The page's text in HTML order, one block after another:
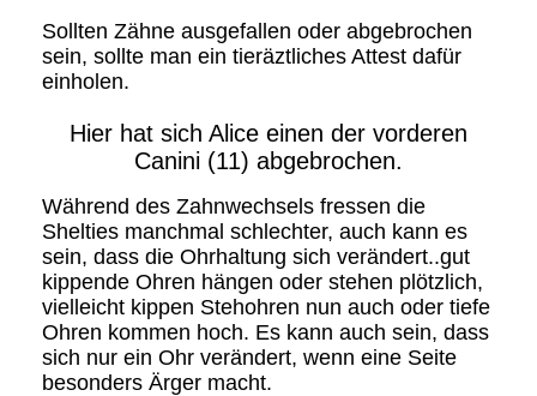
Sollten Zähne ausgefallen oder abgebrochen
sein, sollte man ein tieräztliches Attest dafür
einholen.
Hier hat sich Alice einen der vorderen
Canini (11) abgebrochen.
Während des Zahnwechsels fressen die
Shelties manchmal schlechter, auch kann es
sein, dass die Ohrhaltung sich verändert..gut
kippende Ohren hängen oder stehen plötzlich,
vielleicht kippen Stehohren nun auch oder tiefe
Ohren kommen hoch. Es kann auch sein, dass
sich nur ein Ohr verändert, wenn eine Seite
besonders Ärger macht.